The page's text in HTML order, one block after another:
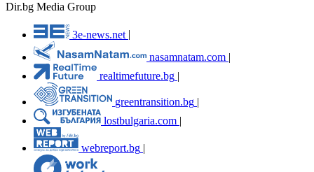
Dir.bg Media Group
3e-news.net
nasamnatam.com |
realtimefuture.bg |
greentransition.bg |
lostbulgaria.com |
webreport.bg